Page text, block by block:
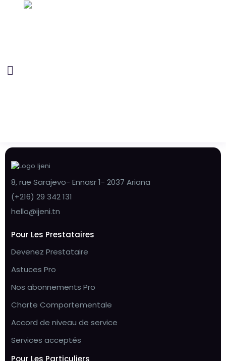
8, rue Sarajevo- Ennasr 1- 2037 Ariana
(+216) 29 342 131
hello@ijeni.tn
Pour Les Prestataires
Devenez Prestataire
Astuces Pro
Nos abonnements Pro
Charte Comportementale
Accord de niveau de service
Services acceptés
Pour Les Particuliers